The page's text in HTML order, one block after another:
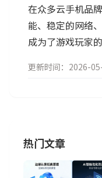
在众多云手机品
能、稳定的网络
成为了游戏玩家的
更新时间：2026-
热门文章